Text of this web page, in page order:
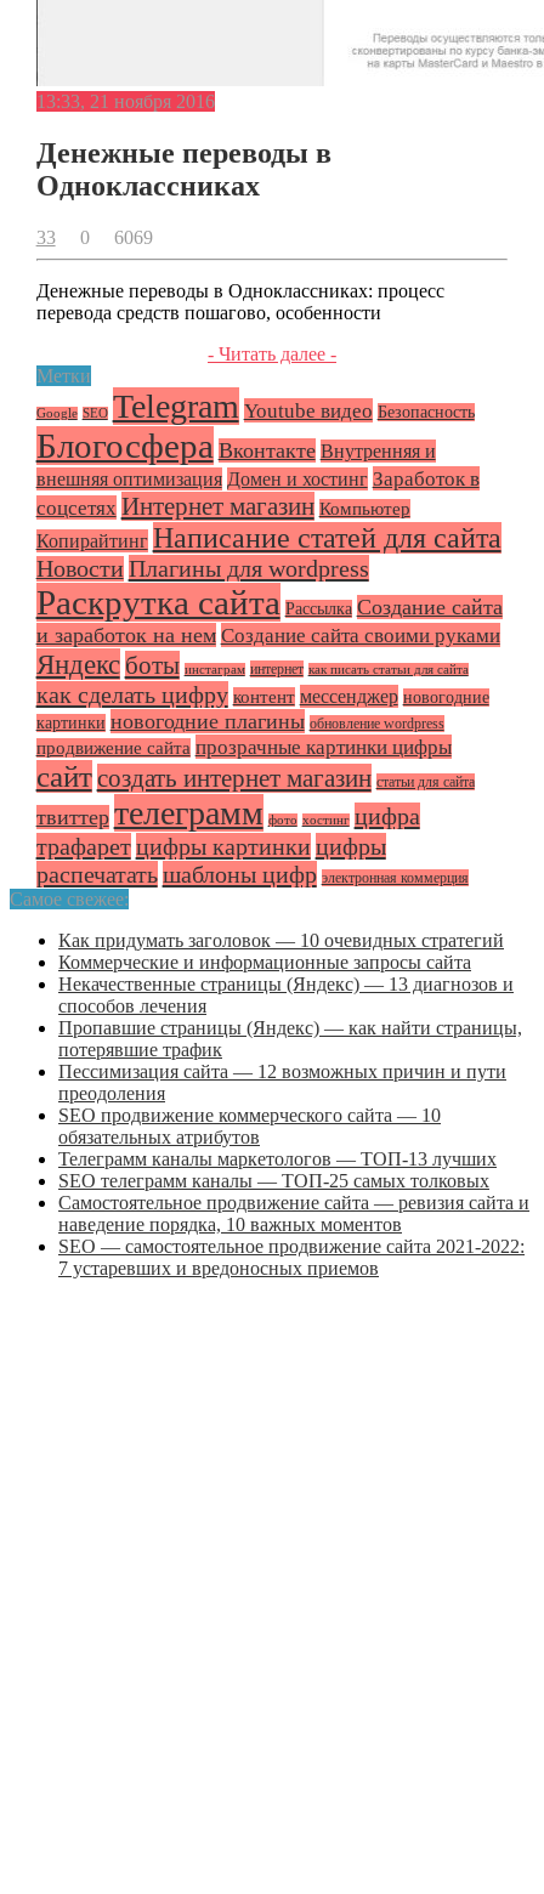
13:33, 21 ноября 2016
Денежные переводы в
Одноклассниках
33 0 6069
Денежные переводы в Одноклассниках: процесс
перевода средств пошагово, особенности
- Читать далее -
Метки
Google SEO Telegram Youtube видео Безопасность
Блогосфера Вконтакте Внутренняя и
внешняя оптимизация Домен и хостинг Заработок в
соцсетях Интернет магазин Компьютер
Копирайтинг Написание статей для сайта
Новости Плагины для wordpress
Раскрутка сайта Рассылка Создание сайта
и заработок на нем Создание сайта своими руками
Яндекс боты инстаграм интернет как писать статьи для сайта
как сделать цифру контент мессенджер новогодние
картинки новогодние плагины обновление wordpress
продвижение сайта прозрачные картинки цифры
сайтсоздать интернет магазин статьи для сайта
твиттер телеграмм фото хостинг цифра
трафарет цифры картинки цифры
распечатать шаблоны цифр электронная коммерция
Самое свежее:
Как придумать заголовок — 10 очевидных стратегий
Коммерческие и информационные запросы сайта
Некачественные страницы (Яндекс) — 13 диагнозов и
способов лечения
Пропавшие страницы (Яндекс) — как найти страницы,
потерявшие трафик
Пессимизация сайта — 12 возможных причин и пути
преодоления
SEO продвижение коммерческого сайта — 10
обязательных атрибутов
Телеграмм каналы маркетологов — ТОП-13 лучших
SEO телеграмм каналы — ТОП-25 самых толковых
Самостоятельное продвижение сайта — ревизия сайта и
наведение порядка, 10 важных моментов
SEO — самостоятельное продвижение сайта 2021-2022:
7 устаревших и вредоносных приемов